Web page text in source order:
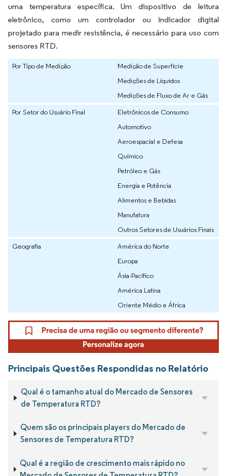
uma temperatura específica. Um dispositivo de leitura
eletrônico, como um controlador ou indicador digital
projetado para medir resistência, é necessário para uso com
sensores RTD.
Por Tipo de Medição
Medição de Superfície
Medições de Líquidos
Medições de Fluxo de Ar e Gás
Por Setor do Usuário Final
Eletrônicos de Consumo
Automotivo
Aeroespacial e Defesa
Químico
Petróleo e Gás
Energia e Potência
Alimentos e Bebidas
Manufatura
Outros Setores de Usuários Finais
Geografia
América do Norte
Europa
Ásia-Pacífico
América Latina
Oriente Médio e África
Principais Questões Respondidas no Relatório
Qual é o tamanho atual do Mercado de Sensores
de Temperatura RTD?
Quem são os principais players do Mercado de
Sensores de Temperatura RTD?
Qual é a região de crescimento mais rápido no